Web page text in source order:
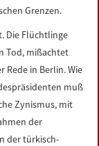
Grenzen.
Die Flüchtlinge
Tod, mißachtet
Rede in Berlin. Wie
muß
Zynismus, mit
der
der türkisch-